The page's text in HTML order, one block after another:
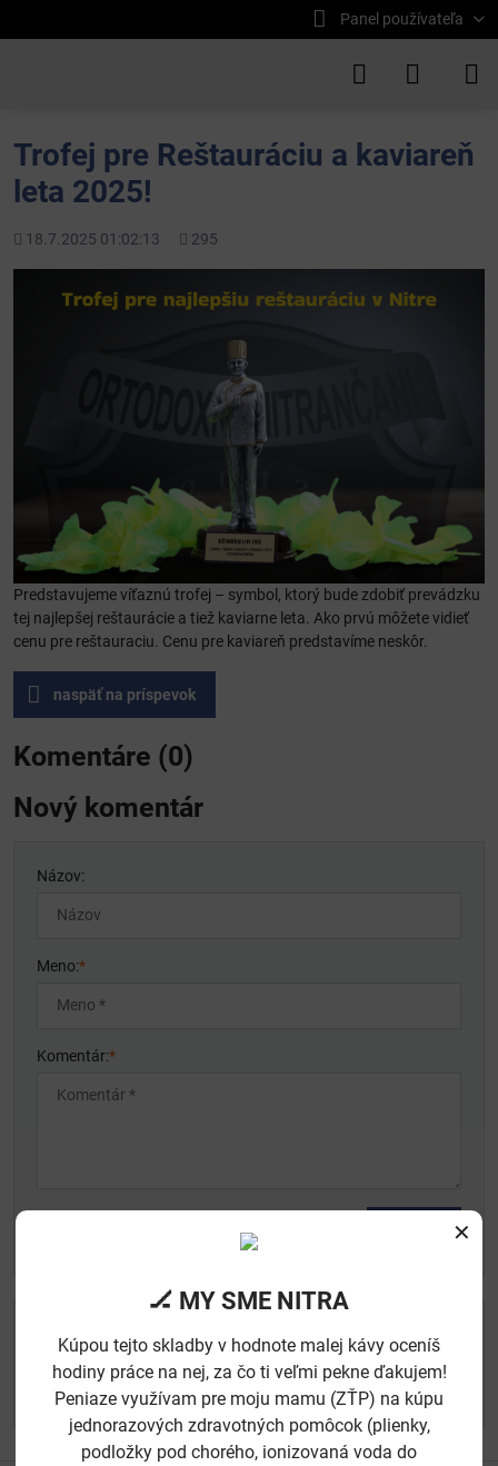
Panel používateľa
Trofej pre Reštauráciu a kaviareň
leta 2025!
Pridané
18.7.2025 01:02:13
Počet
295
Predstavujeme víťaznú trofej – symbol, ktorý bude zdobiť prevádzku
tej najlepšej reštaurácie a tiež kaviarne leta. Ako prvú môžete vidieť
cenu pre reštauraciu. Cenu pre kaviareň predstavíme neskôr.
naspäť na príspevok
Komentáre (0)
Nový komentár
Názov:
Meno:*
Komentár:*
Foto a video služby
ortodoxninitrancani​@gmail​.com
E-shop
✕
🏒 MY SME NITRA
Kúpou tejto skladby v hodnote malej kávy oceníš
hodiny práce na nej, za čo ti veľmi pekne ďakujem!
Peniaze využívam pre moju mamu (ZŤP) na kúpu
jednorazových zdravotných pomôcok (plienky,
podložky pod chorého, ionizovaná voda do